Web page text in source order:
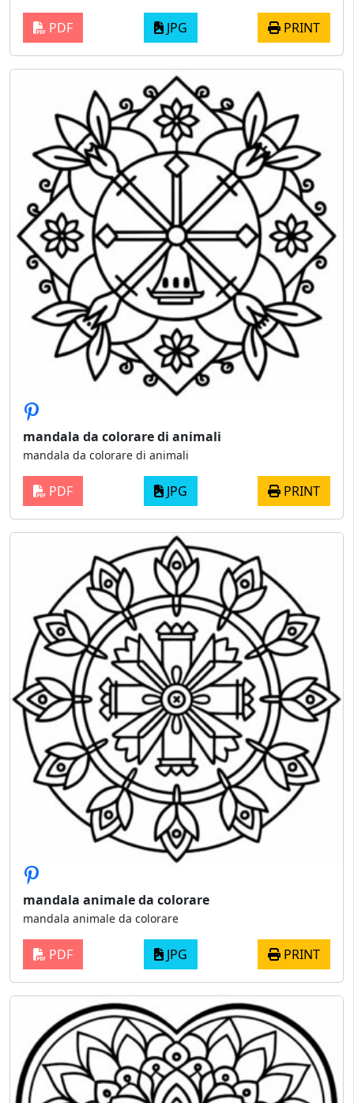
PDF JPG PRINT
mandala da colorare di animali
mandala da colorare di animali
PDF JPG PRINT
mandala animale da colorare
mandala animale da colorare
PDF JPG PRINT